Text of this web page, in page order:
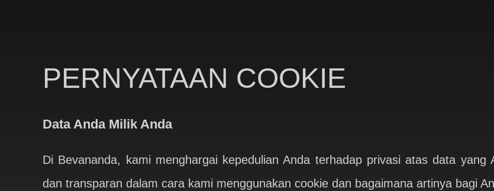
PERNYATAAN COOKIE
Data Anda Milik Anda
Di Bevananda, kami menghargai kepedulian Anda terhadap privasi atas data
dan transparan dalam cara kami menggunakan cookie dan bagaimana artinya bagi